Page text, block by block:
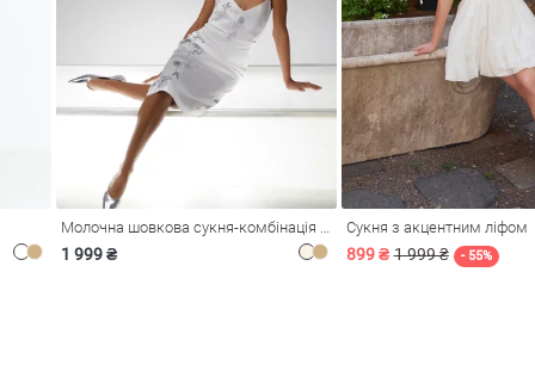
1 999 ₴
Сукня з акцентним ліфом
899 ₴ 1 999 ₴ - 55%